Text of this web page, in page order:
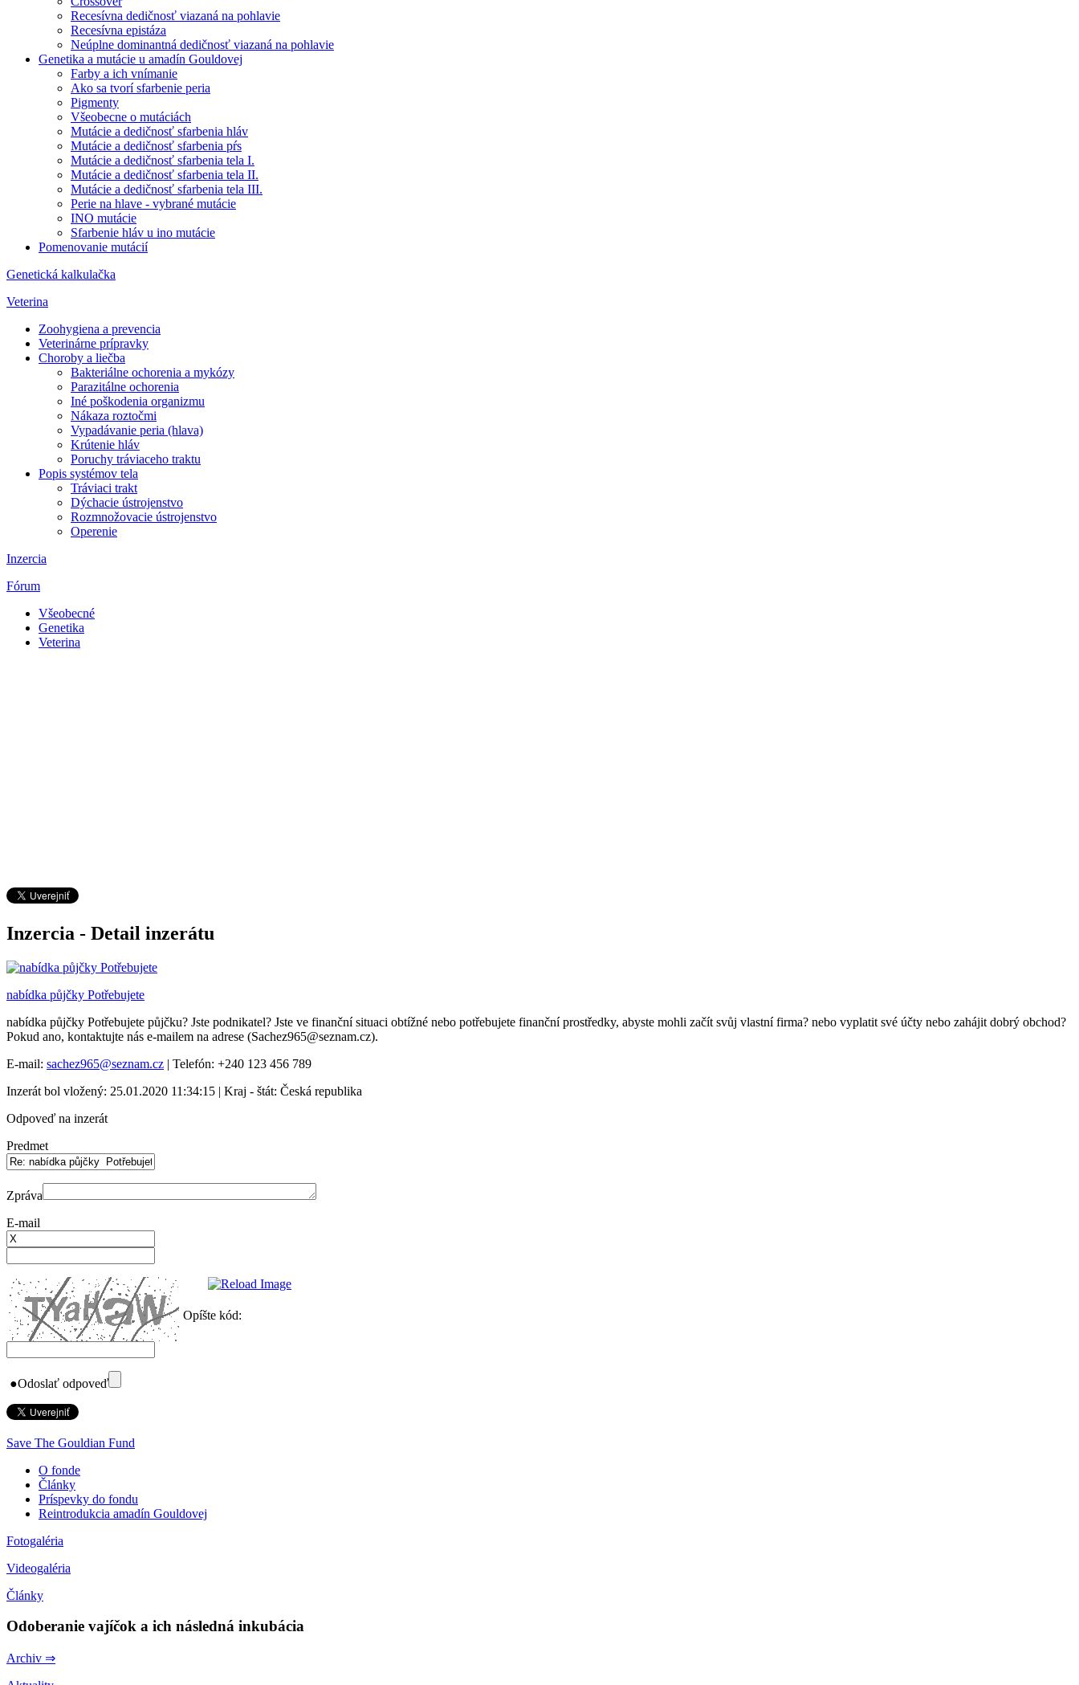
Recesívna dedičnosť viazaná na pohlavie
Recesívna epistáza
Neúplne dominantná dedičnosť viazaná na pohlavie
Genetika a mutácie u amadín Gouldovej
Farby a ich vnímanie
Ako sa tvorí sfarbenie peria
Pigmenty
Všeobecne o mutáciách
Mutácie a dedičnosť sfarbenia hláv
Mutácie a dedičnosť sfarbenia pŕs
Mutácie a dedičnosť sfarbenia tela I.
Mutácie a dedičnosť sfarbenia tela II.
Mutácie a dedičnosť sfarbenia tela III.
Perie na hlave - vybrané mutácie
INO mutácie
Sfarbenie hláv u ino mutácie
Pomenovanie mutácií
Genetická kalkulačka
Veterina
Zoohygiena a prevencia
Veterinárne prípravky
Choroby a liečba
Bakteriálne ochorenia a mykózy
Parazitálne ochorenia
Iné poškodenia organizmu
Nákaza roztočmi
Vypadávanie peria (hlava)
Krútenie hláv
Poruchy tráviaceho traktu
Popis systémov tela
Tráviaci trakt
Dýchacie ústrojenstvo
Rozmnožovacie ústrojenstvo
Operenie
Inzercia
Fórum
Všeobecné
Genetika
Veterina
Inzercia - Detail inzerátu
nabídka půjčky Potřebujete
nabídka půjčky Potřebujete půjčku? Jste podnikatel? Jste ve finanční situaci obtížné nebo potřebujete finanční prostředky, abyste mohli začít svůj vlastní firma? nebo vyplatit své účty nebo zahájit dobrý obchod?
Pokud ano, kontaktujte nás e-mailem na adrese (Sachez965@seznam.cz).
E-mail: sachez965@seznam.cz | Telefón: +240 123 456 789
Inzerát bol vložený: 25.01.2020 11:34:15 | Kraj - štát: Česká republika
Odpoveď na inzerát
Predmet
Zpráva
E-mail
Opíšte kód:
●Odoslať odpoveď
Save The Gouldian Fund
O fonde
Články
Príspevky do fondu
Reintrodukcia amadín Gouldovej
Fotogaléria
Videogaléria
Články
Odoberanie vajíčok a ich následná inkubácia
Archiv ⇒